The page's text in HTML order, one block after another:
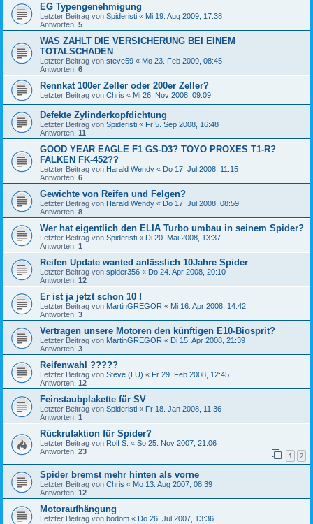
EG Typengenehmigung
Letzter Beitrag von Spideristi « Mi 19. Aug 2009, 17:38
Antworten: 5
WAS ZAHLT DIE VERSICHERUNG BEI EINEM
TOTALSCHADEN
Letzter Beitrag von steve59 « Mo 23. Feb 2009, 08:45
Antworten: 6
Rennkat 100er Zeller oder 200er Zeller?
Letzter Beitrag von Chris « Mi 26. Nov 2008, 09:09
Defekte Zylinderkopfdichtung
Letzter Beitrag von Spideristi « Fr 5. Sep 2008, 16:48
Antworten: 11
GOOD YEAR EAGLE F1 GS-D3? TOYO PROXES T1-R?
FALKEN FK-452??
Letzter Beitrag von Harald Wendy « Do 17. Jul 2008, 11:15
Antworten: 6
Gewichte von Reifen und Felgen?
Letzter Beitrag von Harald Wendy « Do 17. Jul 2008, 08:59
Antworten: 8
Wer hat eigentlich den ELIA Turbo umbau in seinem Spider?
Letzter Beitrag von Spideristi « Di 20. Mai 2008, 13:37
Antworten: 1
Reifen Update wanted anlässlich 10Jahre Spider
Letzter Beitrag von spider356 « Do 24. Apr 2008, 20:10
Antworten: 12
Er ist ja jetzt schon 10 !
Letzter Beitrag von MartinGREGOR « Mi 16. Apr 2008, 14:42
Antworten: 3
Vertragen unsere Motoren den künftigen E10-Biosprit?
Letzter Beitrag von MartinGREGOR « Di 15. Apr 2008, 21:39
Antworten: 3
Reifenwahl ?????
Letzter Beitrag von Steve (LU) « Fr 29. Feb 2008, 12:45
Antworten: 12
Feinstaubplakette für SV
Letzter Beitrag von Spideristi « Fr 18. Jan 2008, 11:36
Antworten: 1
Rückrufaktion für Spider?
Letzter Beitrag von Rolf S. « So 25. Nov 2007, 21:06
Antworten: 23 1 2
Spider bremst mehr hinten als vorne
Letzter Beitrag von Chris « Mo 13. Aug 2007, 08:39
Antworten: 12
Motoraufhängung
Letzter Beitrag von bodom « Do 26. Jul 2007, 13:36